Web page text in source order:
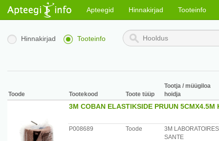
Apteegid Hinnakirjad Tooteinfo
Hinnakirjad Tooteinfo
Toode Tootekood Toote tüüp
Tootja / müügiloa
hoidja
3M COBAN ELASTIKSIDE PRUUN 5CMX4.5M
P008689 Toode
3M LABORATOIRES
SANTE